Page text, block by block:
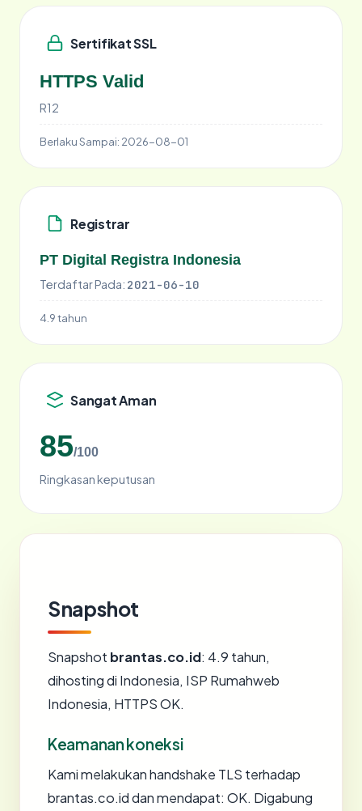
Sertifikat SSL
HTTPS Valid
R12
Berlaku Sampai: 2026-08-01
Registrar
PT Digital Registra Indonesia
Terdaftar Pada: 2021-06-10
4.9 tahun
Sangat Aman
85/100
Ringkasan keputusan
Snapshot
Snapshot brantas.co.id: 4.9 tahun,
dihosting di Indonesia, ISP Rumahweb
Indonesia, HTTPS OK.
Keamanan koneksi
Kami melakukan handshake TLS terhadap
brantas.co.id dan mendapat: OK. Digabung